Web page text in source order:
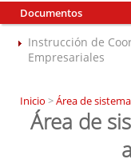
Documentos
Instrucción de
Empresariales
Inicio >Área de
Área de